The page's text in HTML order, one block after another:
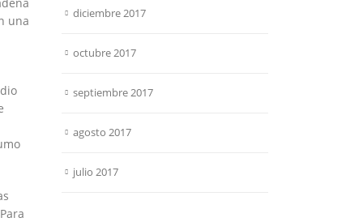
una
diciembre 2017
octubre 2017
septiembre 2017
agosto 2017
julio 2017